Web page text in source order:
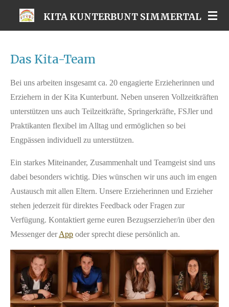
Zum
KITA KUNTERBUNT SIMMERTAL
Das Kita-Team
Bei uns arbeiten insgesamt ca. 20 engagierte Erzieherinnen und
Erziehern in der Kita Kunterbunt. Neben unseren Vollzeitkräften
unterstützen uns auch Teilzeitkräfte, Springerkräfte, FSJler und
Praktikanten flexibel im Alltag und ermöglichen so bei
Engpässen individuell zu unterstützen.
Ein starkes Miteinander, Zusammenhalt und Teamgeist sind uns
dabei besonders wichtig. Dies wünschen wir uns auch im engen
Austausch mit allen Eltern. Unsere Erzieherinnen und Erzieher
stehen jederzeit für direktes Feedback oder Fragen zur
Verfügung. Kontaktiert gerne euren Bezugserzieher/in über den
Messenger derApp oder sprecht diese persönlich an.